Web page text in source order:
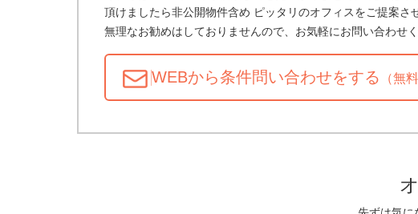
頂けましたら非公開物件含め ピッタリのオフィスをご提案さ
無理なお勧めはしておりませんので、お気軽にお問い合わせく
WEBから条件問い合わせをする （無料